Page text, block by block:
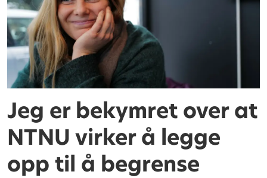
Jeg er bekymret over at
NTNU virker å legge
opp til å begrense